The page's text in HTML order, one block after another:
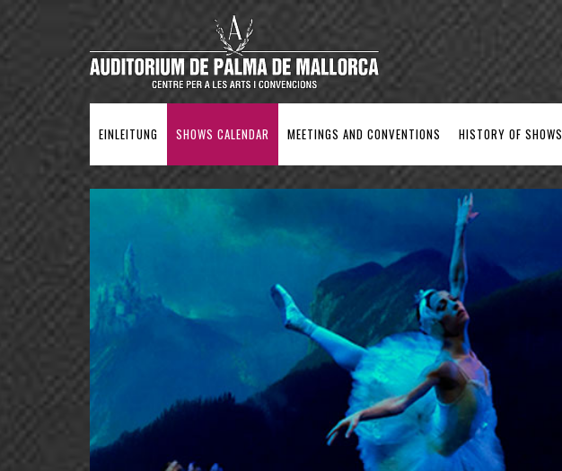
EINLEITUNG SHOWS CALENDAR MEETINGS AND CONVENTIONS HISTORY OF SHOWS